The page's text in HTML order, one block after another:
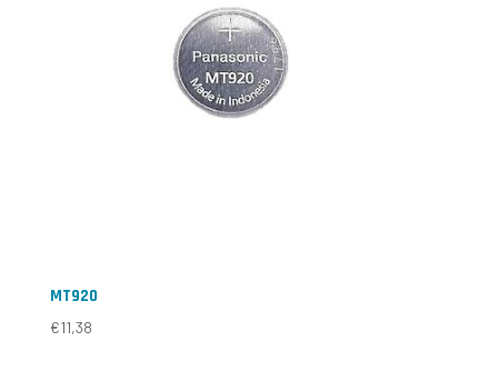
MT920
€11,38